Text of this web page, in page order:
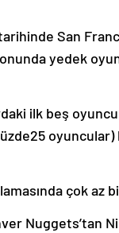
San
yedek
ilk beş
çok az
Nuggets’tan